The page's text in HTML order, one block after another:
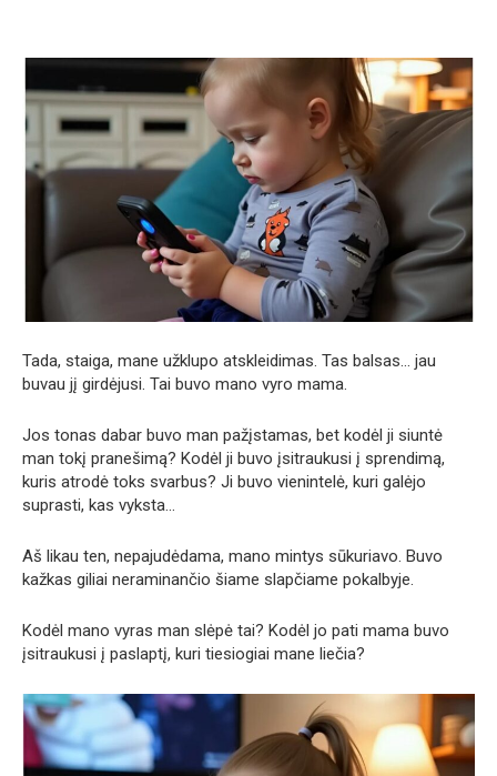
Tada, staiga, mane užklupo atskleidimas. Tas balsas… jau
buvau jį girdėjusi. Tai buvo mano vyro mama.
Jos tonas dabar buvo man pažįstamas, bet kodėl ji siuntė
man tokį pranešimą? Kodėl ji buvo įsitraukusi į sprendimą,
kuris atrodė toks svarbus? Ji buvo vienintelė, kuri galėjo
suprasti, kas vyksta…
Aš likau ten, nepajudėdama, mano mintys sūkuriavo. Buvo
kažkas giliai neraminančio šiame slapčiame pokalbyje.
Kodėl mano vyras man slėpė tai? Kodėl jo pati mama buvo
įsitraukusi į paslaptį, kuri tiesiogiai mane liečia?